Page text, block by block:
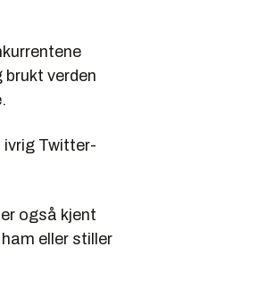
verden
ivrig Twitter-
også kjent
eller stiller